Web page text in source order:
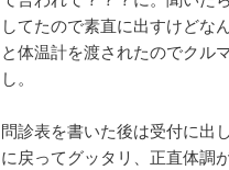
してたので素直に出すけどな
と体温計を渡されたのでクル
し。
問診表を書いた後は受付に出
に戻ってグッタリ、正直体調